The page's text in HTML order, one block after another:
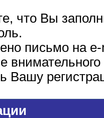
что Вы
письмо на
Вашу